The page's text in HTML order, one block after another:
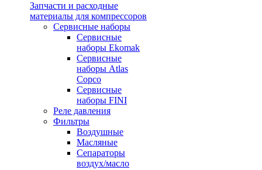
Запчасти и расходные
материалы для компрессоров
Cервисные наборы
Сервисные
наборы Ekomak
Cервисные
наборы Atlas
Copco
Сервисные
наборы FINI
Реле давления
Фильтры
Воздушные
Масляные
Сепараторы
воздух/масло